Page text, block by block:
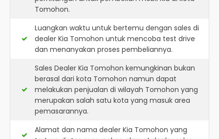
Tomohon.
Luangkan waktu untuk bertemu dengan sales di
dealer Kia Tomohon untuk mencoba test drive
dan menanyakan proses pembeliannya.
Sales Dealer Kia Tomohon kemungkinan bukan
berasal dari kota Tomohon namun dapat
melakukan penjualan di wilayah Tomohon yang
merupakan salah satu kota yang masuk area
pemasarannya.
Alamat dan nama dealer Kia Tomohon yang